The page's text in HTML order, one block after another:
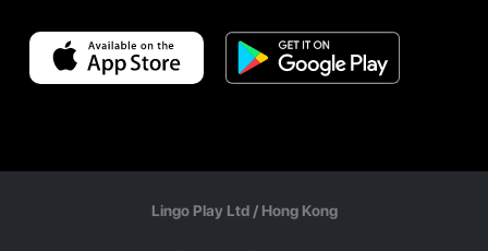
Lingo Play Ltd / Hong Kong